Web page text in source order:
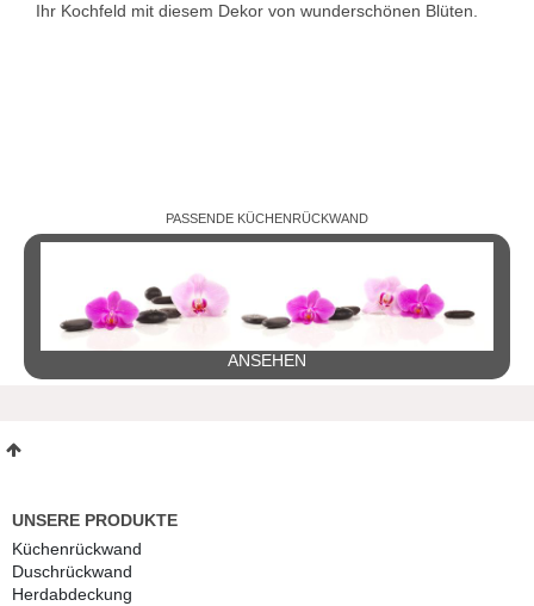
Ihr Kochfeld mit diesem Dekor von wunderschönen Blüten.
PASSENDE KÜCHENRÜCKWAND
ANSEHEN
UNSERE PRODUKTE
Küchenrückwand
Duschrückwand
Herdabdeckung